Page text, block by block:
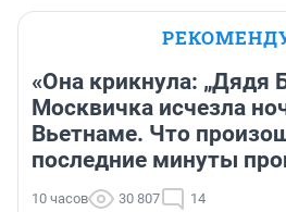
«Она крикнула: „Дядя
Москвичка исчезла
Вьетнаме. Что
последние минуты
10 часов 30 807 14